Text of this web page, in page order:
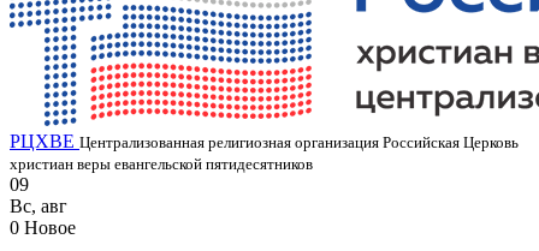
РЦХВЕ Централизованная религиозная организация Российская Церковь
христиан веры евангельской пятидесятников
09
Вс, авг
0 Новое